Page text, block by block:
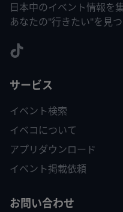
日本中のイベント情報を集
あなたの"行きたい"を見
サービス
イベント検索
イベコについて
アプリダウンロード
イベント掲載依頼
お問い合わせ